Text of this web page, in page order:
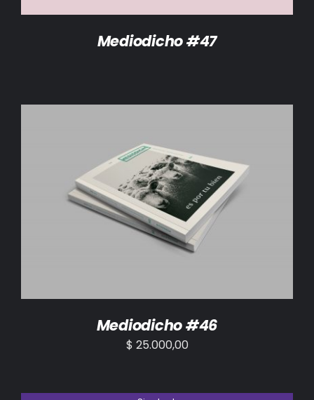
Mediodicho #47
AÑADIR AL CARRITO DETALLES
Mediodicho #46
$ 25.000,00